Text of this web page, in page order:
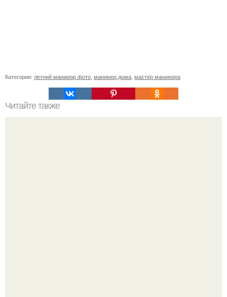
Категории: летний маникюр фото маникюр дома мастер маникюра
Читайте также